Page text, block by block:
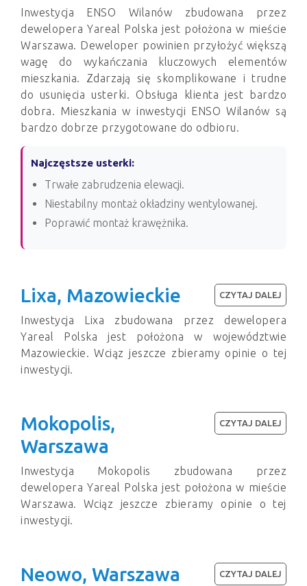
Inwestycja ENSO Wilanów zbudowana przez
dewelopera Yareal Polska jest położona w mieście
Warszawa. Deweloper powinien przyłożyć większą
wagę do wykańczania kluczowych elementów
mieszkania. Zdarzają się skomplikowane i trudne
do usunięcia usterki. Obsługa klienta jest bardzo
dobra. Mieszkania w inwestycji ENSO Wilanów są
bardzo dobrze przygotowane do odbioru.
Najczęstsze usterki:
Trwałe zabrudzenia elewacji.
Niestabilny montaż okładziny wentylowanej.
Poprawić montaż krawężnika.
Lixa, Mazowieckie
Inwestycja Lixa zbudowana przez dewelopera
Yareal Polska jest położona w województwie
Mazowieckie. Wciąz jeszcze zbieramy opinie o tej
inwestycji.
CZYTAJ DALEJ
Mokopolis,
Warszawa
Inwestycja Mokopolis zbudowana przez
dewelopera Yareal Polska jest położona w mieście
Warszawa. Wciąz jeszcze zbieramy opinie o tej
inwestycji.
CZYTAJ DALEJ
Neowo, Warszawa CZYTAJ DALEJ